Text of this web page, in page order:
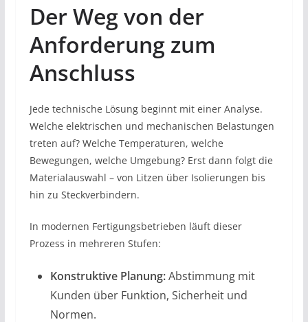
Der Weg von der
Anforderung zum
Anschluss
Jede technische Lösung beginnt mit einer Analyse.
Welche elektrischen und mechanischen Belastungen
treten auf? Welche Temperaturen, welche
Bewegungen, welche Umgebung? Erst dann folgt die
Materialauswahl – von Litzen über Isolierungen bis
hin zu Steckverbindern.
In modernen Fertigungsbetrieben läuft dieser
Prozess in mehreren Stufen:
Konstruktive Planung:Abstimmung mit
Kunden über Funktion, Sicherheit und
Normen.